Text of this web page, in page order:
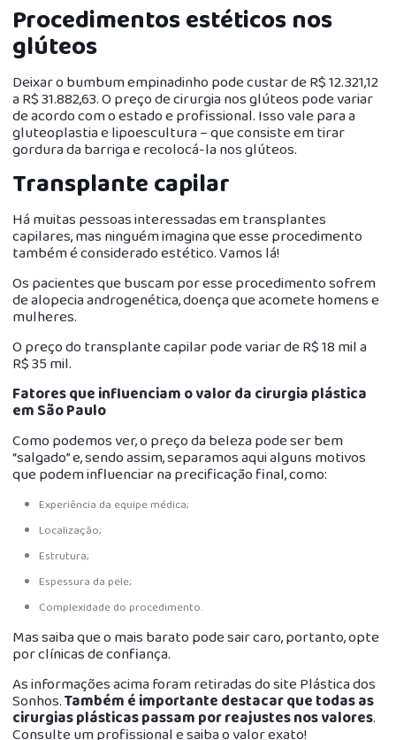
Procedimentos estéticos nos
glúteos
Deixar o bumbum empinadinho pode custar de R$ 12.321,12
a R$ 31.882,63. O preço de cirurgia nos glúteos pode variar
de acordo com o estado e profissional. Isso vale para a
gluteoplastia e lipoescultura – que consiste em tirar
gordura da barriga e recolocá-la nos glúteos.
Transplante capilar
Há muitas pessoas interessadas em transplantes
capilares, mas ninguém imagina que esse procedimento
também é considerado estético. Vamos lá!
Os pacientes que buscam por esse procedimento sofrem
de alopecia androgenética, doença que acomete homens e
mulheres.
O preço do transplante capilar pode variar de R$ 18 mil a
R$ 35 mil.
Fatores que influenciam o valor da cirurgia plástica
em São Paulo
Como podemos ver, o preço da beleza pode ser bem
“salgado” e, sendo assim, separamos aqui alguns motivos
que podem influenciar na precificação final, como:
Experiência da equipe médica;
Localização;
Estrutura;
Espessura da pele;
Complexidade do procedimento.
Mas saiba que o mais barato pode sair caro, portanto, opte
por clínicas de confiança.
As informações acima foram retiradas do site Plástica dos
Sonhos.Também é importante destacar que todas as
cirurgias plásticas passam por reajustes nos valores.